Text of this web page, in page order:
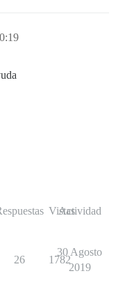
Vistas
Actividad
26 1782
30 Agosto
2019